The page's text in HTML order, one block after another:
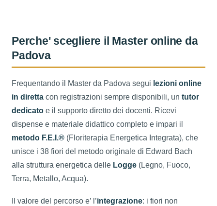
Perche' scegliere il Master online da
Padova
Frequentando il Master da Padova segui lezioni online
in diretta con registrazioni sempre disponibili, un tutor
dedicato e il supporto diretto dei docenti. Ricevi
dispense e materiale didattico completo e impari il
metodo F.E.I.® (Floriterapia Energetica Integrata), che
unisce i 38 fiori del metodo originale di Edward Bach
alla struttura energetica delle Logge (Legno, Fuoco,
Terra, Metallo, Acqua).
Il valore del percorso e’ l’integrazione: i fiori non